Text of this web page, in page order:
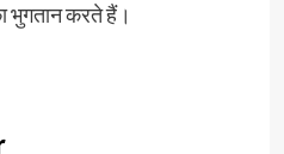
भुगतान करते हैं।